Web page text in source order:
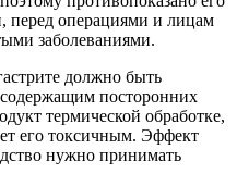
перед операциями и лицам
заболеваниями.
должно быть
посторонних
термической обработке,
его токсичным. Эффект
нужно принимать